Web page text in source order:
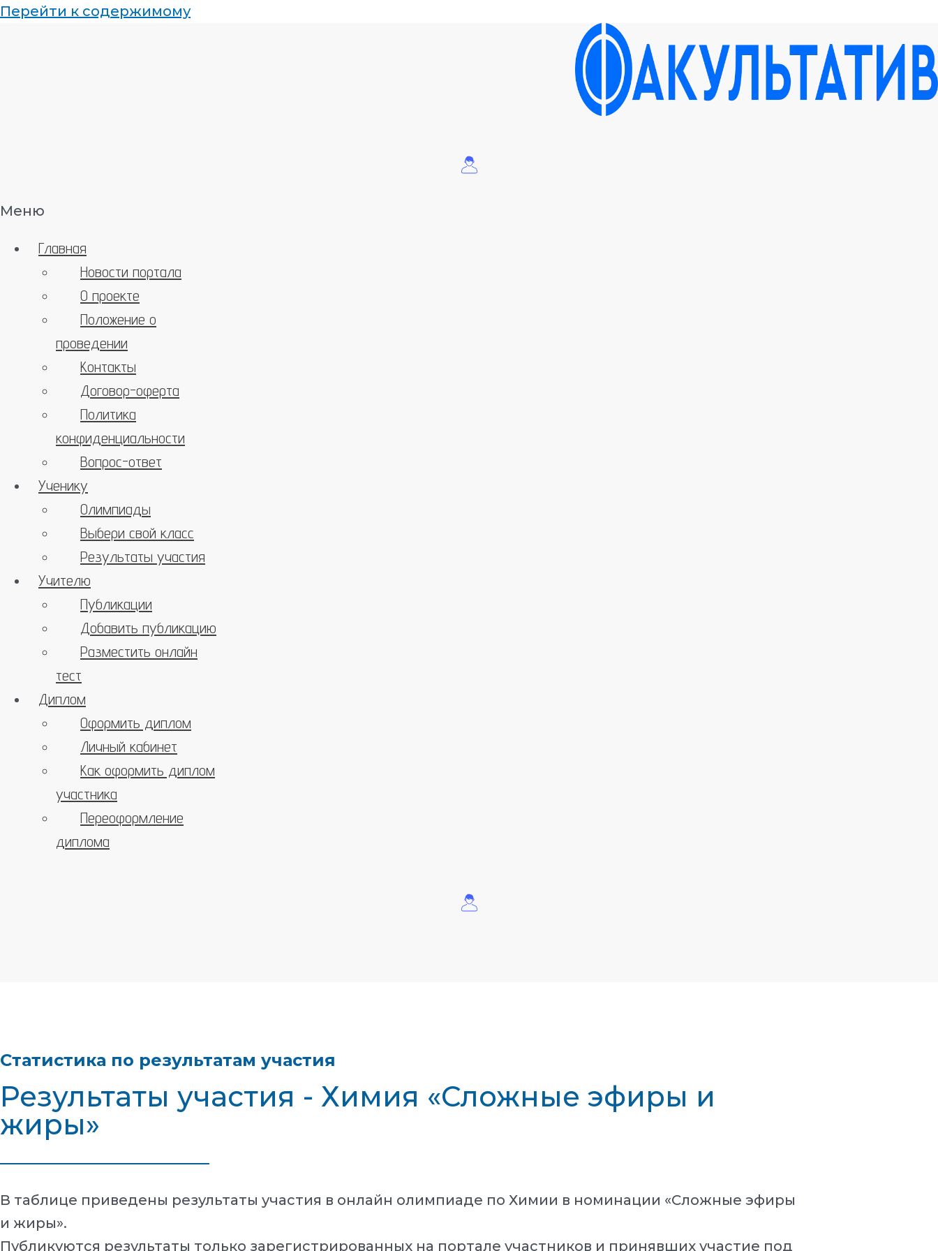
Перейти к содержимому
Меню
Главная
Новости портала
О проекте
Положение о
проведении
Контакты
Договор-оферта
Политика
конфиденциальности
Вопрос-ответ
Ученику
Олимпиады
Выбери свой класс
Результаты участия
Учителю
Публикации
Добавить публикацию
Разместить онлайн
тест
Диплом
Оформить диплом
Личный кабинет
Как оформить диплом
участника
Переоформление
диплома
Статистика по результатам участия
Результаты участия - Химия «Сложные эфиры и
жиры»
В таблице приведены результаты участия в онлайн олимпиаде по Химии в номинации «Сложные эфиры
и жиры».
Публикуются результаты только зарегистрированных на портале участников и принявших участие под